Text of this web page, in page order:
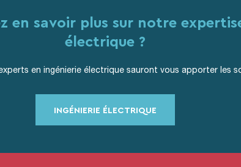
en savoir plus sur notre
électrique ?
en ingénierie électrique sauront vous apporter les
INGÉNIERIE ÉLECTRIQUE